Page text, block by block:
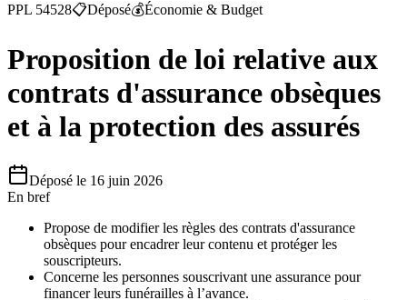
PPL 54528📋Déposé💰Économie & Budget
Proposition de loi relative aux
contrats d'assurance obsèques
et à la protection des assurés
Déposé le 16 juin 2026
En bref
Propose de modifier les règles des contrats d'assurance
obsèques pour encadrer leur contenu et protéger les
souscripteurs.
Concerne les personnes souscrivant une assurance pour
financer leurs funérailles à l’avance.